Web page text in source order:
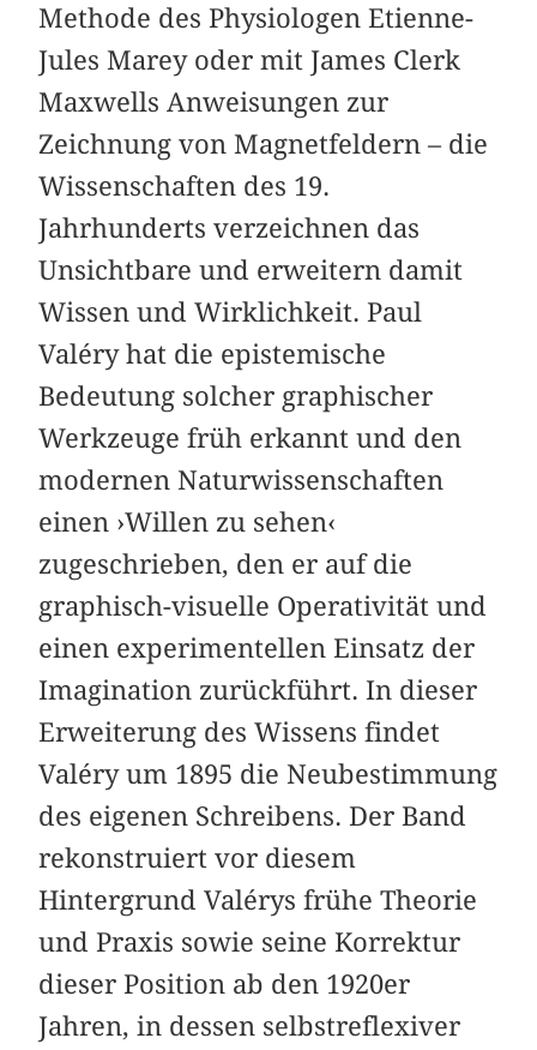
Methode des Physiologen Etienne-
Jules Marey oder mit James Clerk
Maxwells Anweisungen zur
Zeichnung von Magnetfeldern – die
Wissenschaften des 19.
Jahrhunderts verzeichnen das
Unsichtbare und erweitern damit
Wissen und Wirklichkeit. Paul
Valéry hat die epistemische
Bedeutung solcher graphischer
Werkzeuge früh erkannt und den
modernen Naturwissenschaften
einen ›Willen zu sehen‹
zugeschrieben, den er auf die
graphisch-visuelle Operativität und
einen experimentellen Einsatz der
Imagination zurückführt. In dieser
Erweiterung des Wissens findet
Valéry um 1895 die Neubestimmung
des eigenen Schreibens. Der Band
rekonstruiert vor diesem
Hintergrund Valérys frühe Theorie
und Praxis sowie seine Korrektur
dieser Position ab den 1920er
Jahren, in dessen selbstreflexiver